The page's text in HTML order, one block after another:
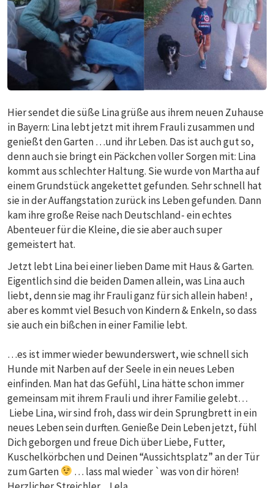
Hier sendet die süße Lina grüße aus ihrem neuen Zuhause
in Bayern: Lina lebt jetzt mit ihrem Frauli zusammen und
genießt den Garten …und ihr Leben. Das ist auch gut so,
denn auch sie bringt ein Päckchen voller Sorgen mit: Lina
kommt aus schlechter Haltung. Sie wurde von Martha auf
einem Grundstück angekettet gefunden. Sehr schnell hat
sie in der Auffangstation zurück ins Leben gefunden. Dann
kam ihre große Reise nach Deutschland- ein echtes
Abenteuer für die Kleine, die sie aber auch super
gemeistert hat.
Jetzt lebt Lina bei einer lieben Dame mit Haus & Garten.
Eigentlich sind die beiden Damen allein, was Lina auch
liebt, denn sie mag ihr Frauli ganz für sich allein haben! ,
aber es kommt viel Besuch von Kindern & Enkeln, so dass
sie auch ein bißchen in einer Familie lebt.
…es ist immer wieder bewunderswert, wie schnell sich
Hunde mit Narben auf der Seele in ein neues Leben
einfinden. Man hat das Gefühl, Lina hätte schon immer
gemeinsam mit ihrem Frauli und ihrer Familie gelebt…
Liebe Lina, wir sind froh, dass wir dein Sprungbrett in ein
neues Leben sein durften. Genieße Dein Leben jetzt, fühl
Dich geborgen und freue Dich über Liebe, Futter,
Kuschelkörbchen und Deinen “Aussichtsplatz” an der Tür
zum Garten
… lass mal wieder `was von dir hören!